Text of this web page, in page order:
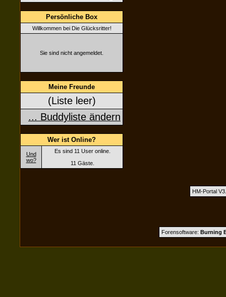
Persönliche Box
Willkommen bei Die Glücksritter!
Sie sind nicht angemeldet.
Meine Freunde
(Liste leer)
... Buddyliste ändern
Wer ist Online?
Und
wo?
Es sind 11 User online.
11 Gäste.
HM-Portal
Forensoftware: Burning